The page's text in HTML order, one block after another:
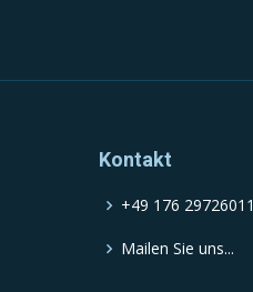
Kontakt
+49 176 29726011
Mailen Sie uns...